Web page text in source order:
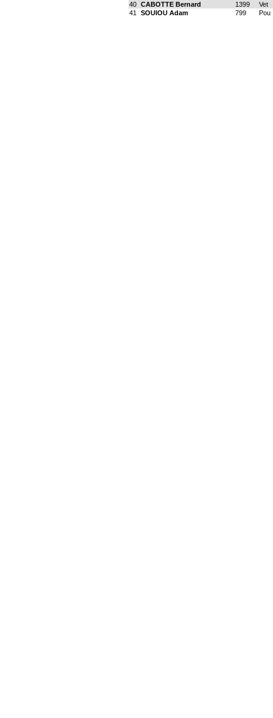
40 CABOTTE Bernard 1399
Vet
41
SOUIOU Adam 799 Pou